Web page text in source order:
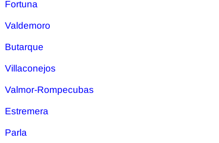
Fortuna
Valdemoro
Butarque
Villaconejos
Valmor-Rompecubas
Estremera
Parla